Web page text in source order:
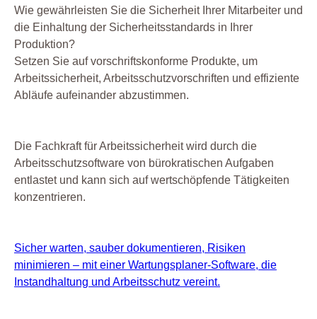
Wie gewährleisten Sie die Sicherheit Ihrer Mitarbeiter und
die Einhaltung der Sicherheitsstandards in Ihrer
Produktion?
Setzen Sie auf vorschriftskonforme Produkte, um
Arbeitssicherheit, Arbeitsschutzvorschriften und effiziente
Abläufe aufeinander abzustimmen.
Die Fachkraft für Arbeitssicherheit wird durch die
Arbeitsschutzsoftware von bürokratischen Aufgaben
entlastet und kann sich auf wertschöpfende Tätigkeiten
konzentrieren.
Sicher warten, sauber dokumentieren, Risiken
minimieren – mit einer Wartungsplaner-Software, die
Instandhaltung und Arbeitsschutz vereint.